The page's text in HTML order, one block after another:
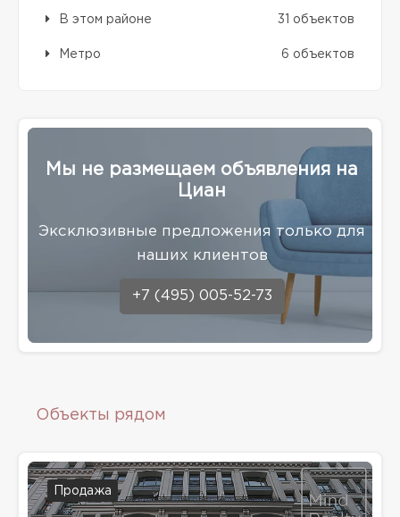
В этом районе 31 объектов
Метро 6 объектов
Мы не размещаем объявления на
Циан
Эксклюзивные предложения только для
наших клиентов
+7 (495) 005-52-73
Объекты рядом
Продажа